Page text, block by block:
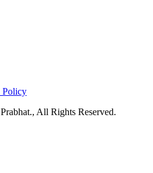
Policy
All Rights Reserved.